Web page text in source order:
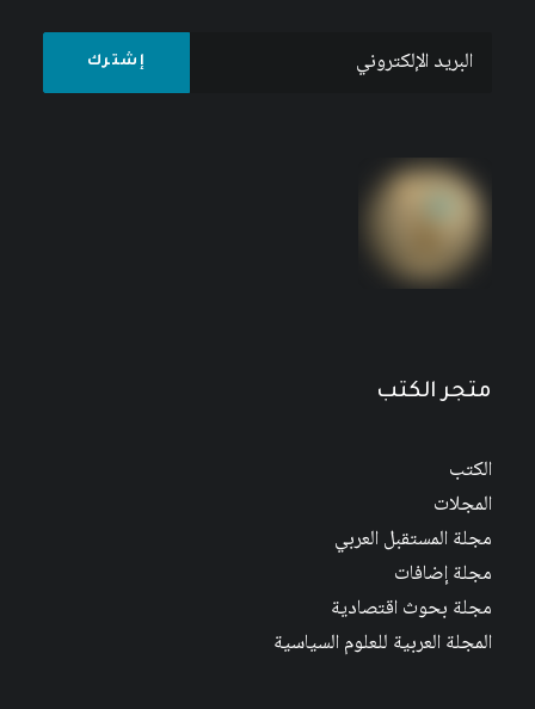
متجر الكتب
الكتب
المجلات
مجلة المستقبل العربي
مجلة إضافات
مجلة بحوث اقتصادية
المجلة العربية للعلوم السياسية